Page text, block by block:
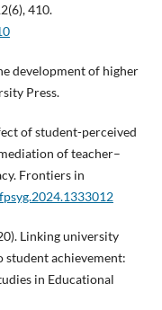
410.
development of higher
Press.
of student-perceived
of teacher–
Frontiers in
Linking university
student achievement:
in Educational